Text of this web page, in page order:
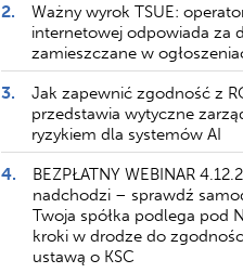
2.
Ważny wyrok TSUE:
internetowej odpowiada za
zamieszczane w
3.
Jak zapewnić zgodność z
przedstawia wytyczne
ryzykiem dla systemów AI
4.
BEZPŁATNY WEBINAR
nadchodzi – sprawdź
Twoja spółka podlega pod
kroki w drodze do
ustawą o KSC